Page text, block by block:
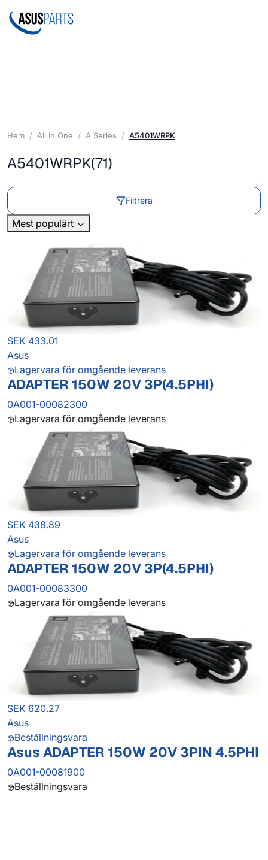
Hem All In One A Series A5401WRPK
A5401WRPK(71)
Filtrera
Mest populärt
SEK 433.01
Asus
Lagervara för omgående leverans
ADAPTER 150W 20V 3P(4.5PHI)
0A001-00082300
Lagervara för omgående leverans
SEK 438.89
Asus
Lagervara för omgående leverans
ADAPTER 150W 20V 3P(4.5PHI)
0A001-00083300
Lagervara för omgående leverans
SEK 620.27
Asus
Beställningsvara
Asus ADAPTER 150W 20V 3PIN 4.5PHI
0A001-00081900
Beställningsvara